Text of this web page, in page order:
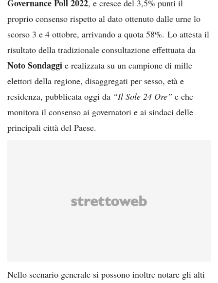
Governance Poll 2022, e cresce del 3,5% punti il
proprio consenso rispetto al dato ottenuto dalle urne lo
scorso 3 e 4 ottobre, arrivando a quota 58%. Lo attesta il
risultato della tradizionale consultazione effettuata da
Noto Sondaggi e realizzata su un campione di mille
elettori della regione, disaggregati per sesso, età e
residenza, pubblicata oggi da “Il Sole 24 Ore” e che
monitora il consenso ai governatori e ai sindaci delle
principali città del Paese.
Nello scenario generale si possono inoltre notare gli alti